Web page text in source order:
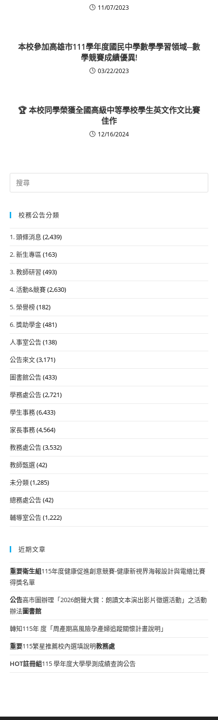
11/07/2023
本校參加高雄市111學年度國民中學數學學習領域─數
學競賽成績優異!
03/22/2023
🏆 本校同學榮獲全國高級中等學校學生英文作文比賽
佳作
12/16/2024
Search
for:
校務公告分類
1. 頭條消息 (2,439)
2. 新生專區 (163)
3. 教師研習 (493)
4. 活動&競賽(2,630)
5. 榮譽榜(182)
6. 獎助學金(481)
人事室公告(138)
公告來文(3,171)
圖書館公告(433)
學務處公告(2,721)
學生事務(6,433)
家長事務(4,564)
教務處公告(3,532)
教師甄選(42)
未分類(1,285)
總務處公告(42)
輔導室公告(1,222)
近期文章
重要衛生組115年度健康促進創意競賽-健康新視界海報設計與電繪比賽
得獎名單
公告高市圖辦理「2026朗聲大賞：朗讀文本演出影片徵選活動」之活動
辦法圖書館
轉知115年 度「周產期高風險孕產婦追蹤關懷計畫說明」
重要115繁星推薦校內選填說明教務處
HOT註冊組115 學年度大學學測成績查詢公告